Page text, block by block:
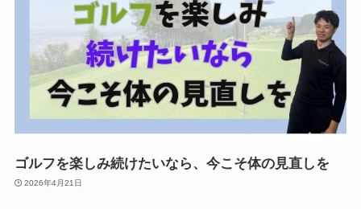
ゴルフを楽しみ続けたいなら、今こそ体の見直しを
2026年4月21日